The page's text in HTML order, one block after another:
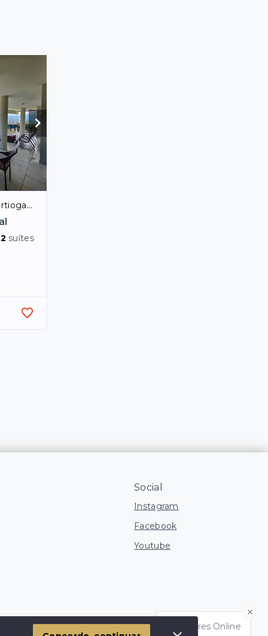
SP
2 suítes
Social
Instagram
Facebook
Youtube
Corretores Online